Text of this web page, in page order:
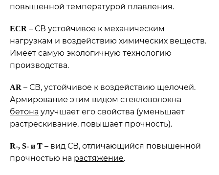
повышенной температурой плавления.
EСR – СВ устойчивое к механическим
нагрузкам и воздействию химических веществ.
Имеет самую экологичную технологию
производства.
AR – СВ, устойчивое к воздействию щелочей.
Армирование этим видом стекловолокна
бетона улучшает его свойства (уменьшает
растрескивание, повышает прочность).
R-, S- и Т – вид СВ, отличающийся повышенной
прочностью на растяжение.